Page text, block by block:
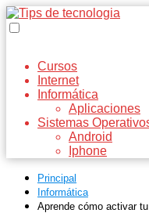
Cursos
Internet
Informática
Aplicaciones
Sistemas
Android
Iphone
Principal
Informática
Aprende cómo activar